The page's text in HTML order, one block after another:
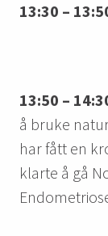
13:30 –
13:50 –
å bruke
har fått en
klarte å gå